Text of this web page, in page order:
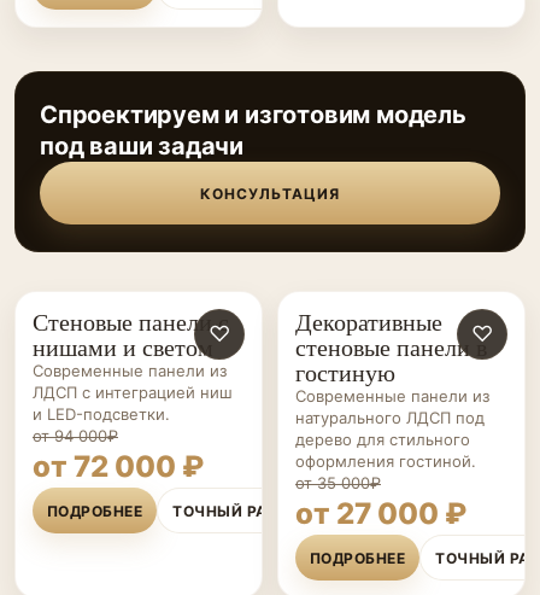
Спроектируем и изготовим модель
под ваши задачи
КОНСУЛЬТАЦИЯ
СТЕНОВЫЕ
ПАНЕЛИ НА ЗАКАЗ
♡
Стеновые панели с
нишами и светом
Современные панели из
ЛДСП с интеграцией ниш
и LED-подсветки.
от 94 000₽
от 72 000 ₽
ПОДРОБНЕЕ ТОЧНЫЙ РАСЧЁТ
СТЕНОВЫЕ
ПАНЕЛИ НА ЗАКАЗ
♡
Декоративные
стеновые панели в
гостиную
Современные панели из
натурального ЛДСП под
дерево для стильного
оформления гостиной.
от 35 000₽
от 27 000 ₽
ПОДРОБНЕЕ ТОЧНЫЙ